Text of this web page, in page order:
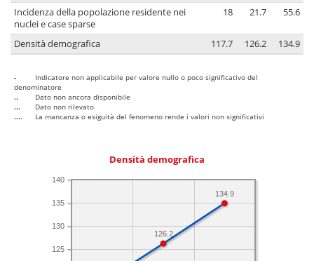
Incidenza della popolazione residente nei
nuclei e case sparse
18 21.7 55.6
Densità demografica 117.7 126.2 134.9
-
Indicatore non applicabile per valore nullo o poco significativo del
denominatore
..
Dato non ancora disponibile
...
Dato non rilevato
....
La mancanza o esiguità del fenomeno rende i valori non significativi
Densità demografica
125
130
135
140
134.9
126.2